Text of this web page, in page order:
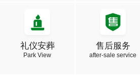
礼仪安葬
Park View
售后服务
after-sale service